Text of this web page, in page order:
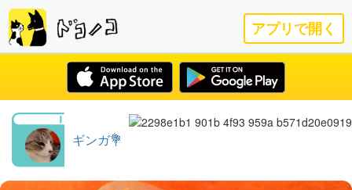
アプリで開く
ギンガ💐